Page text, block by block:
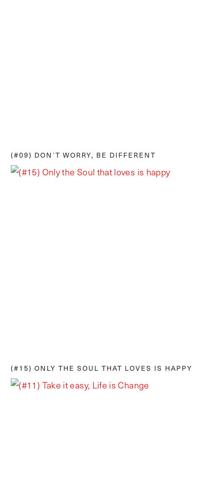
(#09) DON´T WORRY, BE DIFFERENT
(#15) ONLY THE SOUL THAT LOVES IS HAPPY